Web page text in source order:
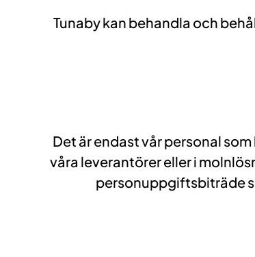
Tunaby kan behandla och
Det är endast vår personal
våra leverantörer eller i
personuppgiftsbiträde